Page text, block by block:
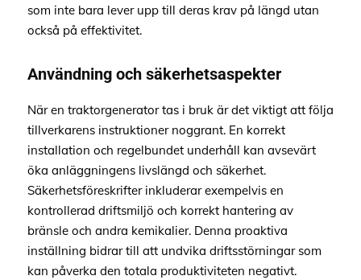
som inte bara lever upp till deras krav på längd utan
också på effektivitet.
Användning och säkerhetsaspekter
När en traktorgenerator tas i bruk är det viktigt att följa
tillverkarens instruktioner noggrant. En korrekt
installation och regelbundet underhåll kan avsevärt
öka anläggningens livslängd och säkerhet.
Säkerhetsföreskrifter inkluderar exempelvis en
kontrollerad driftsmiljö och korrekt hantering av
bränsle och andra kemikalier. Denna proaktiva
inställning bidrar till att undvika driftsstörningar som
kan påverka den totala produktiviteten negativt.